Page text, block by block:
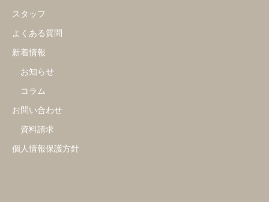
スタッフ
よくある質問
新着情報
お知らせ
コラム
お問い合わせ
資料請求
個人情報保護方針